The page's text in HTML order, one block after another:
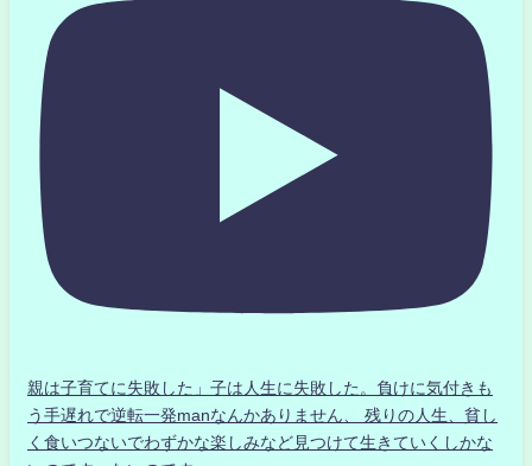
親は子育てに失敗した」子は人生に失敗した。負けに気付きも
う手遅れで逆転一発manなんかありません、 残りの人生、貧し
く食いつないでわずかな楽しみなど見つけて生きていくしかな